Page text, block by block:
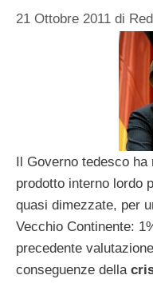
21 Ottobre 2011 di
Il Governo tedesco
prodotto interno lordo
quasi dimezzate, per
Vecchio Continente:
precedente
conseguenze della